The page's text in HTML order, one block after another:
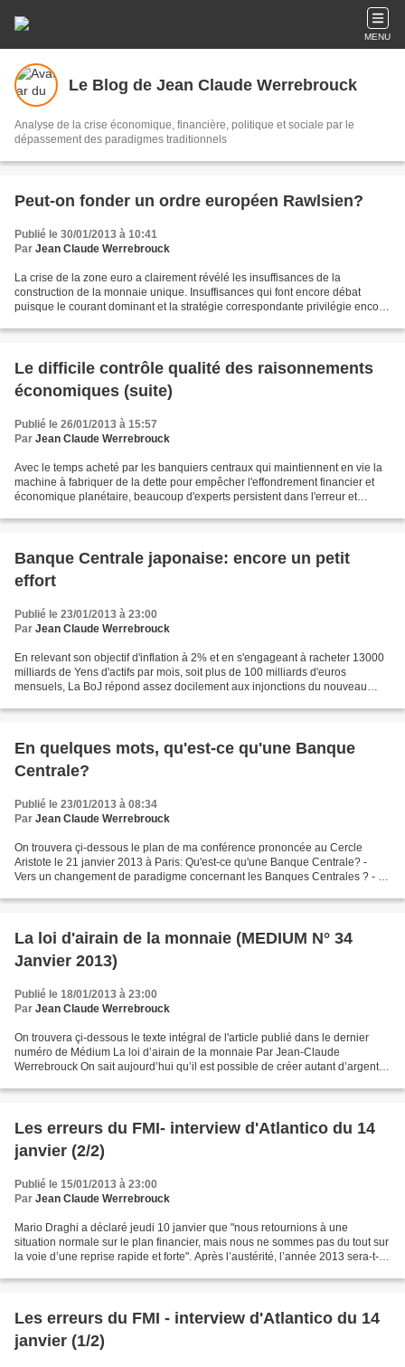
MENU
Le Blog de Jean Claude Werrebrouck
Analyse de la crise économique, financière, politique et sociale par le
dépassement des paradigmes traditionnels
Peut-on fonder un ordre européen Rawlsien?
Publié le 30/01/2013 à 10:41
Par Jean Claude Werrebrouck
La crise de la zone euro a clairement révélé les insuffisances de la
construction de la monnaie unique. Insuffisances qui font encore débat
puisque le courant dominant et la stratégie correspondante privilégie encore
Le difficile contrôle qualité des raisonnements
économiques (suite)
Publié le 26/01/2013 à 15:57
Par Jean Claude Werrebrouck
Avec le temps acheté par les banquiers centraux qui maintiennent en vie la
machine à fabriquer de la dette pour empêcher l'effondrement financier et
économique planétaire, beaucoup d'experts persistent dans l'erreur et
Banque Centrale japonaise: encore un petit
effort
Publié le 23/01/2013 à 23:00
Par Jean Claude Werrebrouck
En relevant son objectif d'inflation à 2% et en s'engageant à racheter 13000
milliards de Yens d'actifs par mois, soit plus de 100 milliards d'euros
mensuels, La BoJ répond assez docilement aux injonctions du nouveau
En quelques mots, qu'est-ce qu'une Banque
Centrale?
Publié le 23/01/2013 à 08:34
Par Jean Claude Werrebrouck
On trouvera çi-dessous le plan de ma conférence prononcée au Cercle
Aristote le 21 janvier 2013 à Paris: Qu'est-ce qu'une Banque Centrale? -
Vers un changement de paradigme concernant les Banques Centrales ? - La
La loi d'airain de la monnaie (MEDIUM N° 34
Janvier 2013)
Publié le 18/01/2013 à 23:00
Par Jean Claude Werrebrouck
On trouvera çi-dessous le texte intégral de l'article publié dans le dernier
numéro de Médium La loi d’airain de la monnaie Par Jean-Claude
Werrebrouck On sait aujourd’hui qu’il est possible de créer autant d’argent
Les erreurs du FMI- interview d'Atlantico du 14
janvier (2/2)
Publié le 15/01/2013 à 23:00
Par Jean Claude Werrebrouck
Mario Draghi a déclaré jeudi 10 janvier que "nous retournions à une
situation normale sur le plan financier, mais nous ne sommes pas du tout sur
la voie d’une reprise rapide et forte". Après l’austérité, l’année 2013 sera-t-
Les erreurs du FMI - interview d'Atlantico du 14
janvier (1/2)